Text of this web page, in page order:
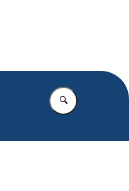
Vul in wat u